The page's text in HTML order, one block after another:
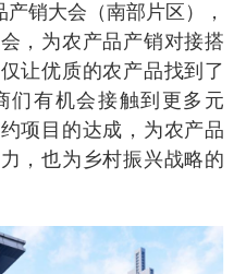
产销大会（南部片区），
，为农产品产销对接搭
让优质的农产品找到了
们有机会接触到更多元
项目的达成，为农产品
，也为乡村振兴战略的